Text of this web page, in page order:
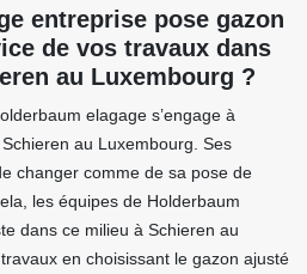
entreprise pose gazon
de vos travaux dans
au Luxembourg ?
elagage s’engage à
au Luxembourg. Ses
changer comme de sa pose de
les équipes de Holderbaum
dans ce milieu à Schieren au
en choisissant le gazon ajusté